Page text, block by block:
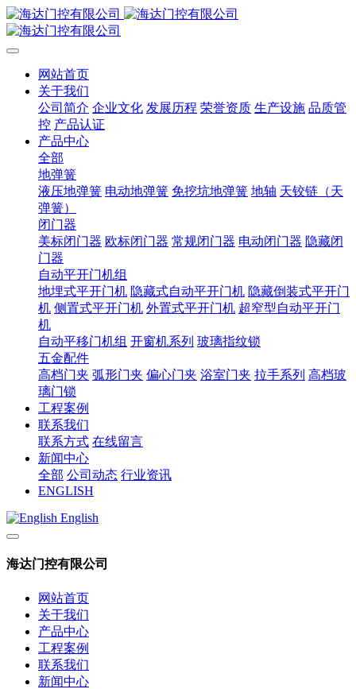
网站首页
关于我们
公司简介 企业文化 发展历程 荣誉资质 生产设施 品质管
控 产品认证
产品中心
全部
地弹簧
液压地弹簧 电动地弹簧 免挖坑地弹簧 地轴 天铰链（天
弹簧）
闭门器
美标闭门器 欧标闭门器 常规闭门器 电动闭门器 隐藏闭
门器
自动平开门机组
地埋式平开门机 隐藏式自动平开门机 隐藏倒装式平开门
机 侧置式平开门机 外置式平开门机 超窄型自动平开门
机
自动平移门机组 开窗机系列 玻璃指纹锁
五金配件
高档门夹 弧形门夹 偏心门夹 浴室门夹 拉手系列 高档玻
璃门锁
工程案例
联系我们
联系方式 在线留言
新闻中心
全部 公司动态 行业资讯
ENGLISH
English
海达门控有限公司
网站首页
关于我们
产品中心
工程案例
联系我们
新闻中心